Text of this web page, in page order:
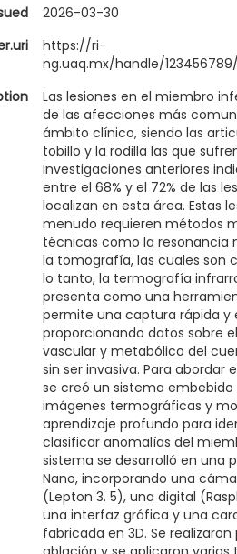
2026-03-30
https://ri-
ng.uaq.mx/handle/123456789/
Las lesiones en el miembro
de las afecciones más
ámbito clínico, siendo las
tobillo y la rodilla las que
Investigaciones anteriores
entre el 68% y el 72% de las
localizan en esta área. Estas
menudo requieren métodos
técnicas como la resonancia
la tomografía, las cuales son
lo tanto, la termografía
presenta como una
permite una captura rápida y
proporcionando datos sobre
vascular y metabólico del
sin ser invasiva. Para abordar
se creó un sistema embebido
imágenes termográficas y
aprendizaje profundo para
clasificar anomalías del
sistema se desarrolló en una
Nano, incorporando una
(Lepton 3. 5), una digital
una interfaz gráfica y una
fabricada en 3D. Se